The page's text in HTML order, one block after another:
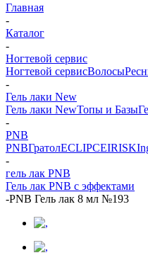
Главная
-
Каталог
-
Ногтевой сервис
Ногтевой сервисВолосы
-
Гель лаки New
Гель лаки NewТопы и Базы
-
PNB
PNBГратолECLIPCEIRISK
-
гель лак PNB
Гель лак PNB с эффектами
-PNB Гель лак 8 мл №193